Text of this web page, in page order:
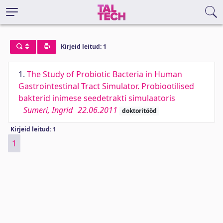
Kirjeid leitud: 1
1. The Study of Probiotic Bacteria in Human
Gastrointestinal Tract Simulator. Probiootilised
bakterid inimese seedetrakti simulaatoris
Sumeri, Ingrid 22.06.2011 doktoritööd
Kirjeid leitud: 1
1